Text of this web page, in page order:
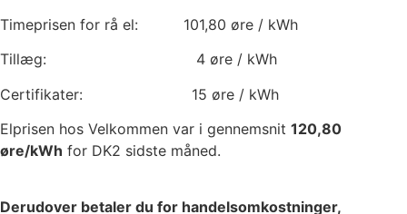
Timeprisen for rå el: 101,80 øre / kWh
Tillæg: 4 øre / kWh
Certifikater: 15 øre / kWh
Elprisen hos Velkommen var i gennemsnit 120,80
øre/kWh for DK2 sidste måned.
Derudover betaler du for handelsomkostninger,